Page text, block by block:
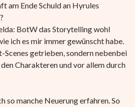
am Ende Schuld an Hyrules
BotW das Storytelling wohl
ich es mir immer gewünscht habe.
getrieben, sondern nebenbei
Charakteren und vor allem durch
so manche Neuerung erfahren. So